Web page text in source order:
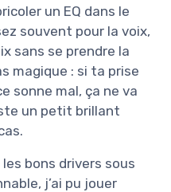
un EQ dans le
souvent pour la voix,
sans se prendre la
magique : si ta prise
sonne mal, ça ne va
un petit brillant
les bons drivers sous
j’ai pu jouer